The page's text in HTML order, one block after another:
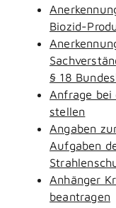
Biozid-
§ 18
Anfrage bei
stellen
Angaben
Aufgaben
Anhänger
beantragen